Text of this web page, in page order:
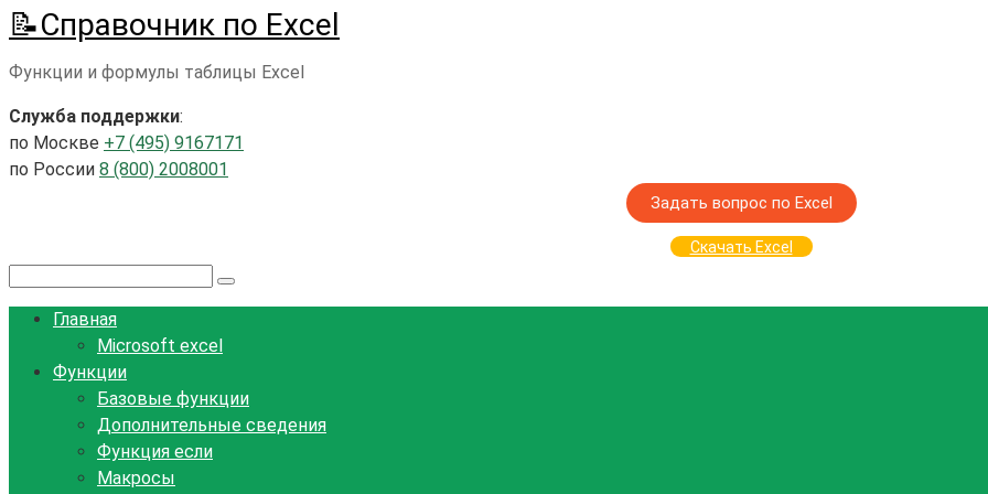
Перейти
к
контенту
📝Справочник по Excel
Функции и формулы таблицы Excel
Служба поддержки:
по Москве +7 (495) 9167171
по России 8 (800) 2008001
Задать вопрос по Excel
Скачать Excel
Главная
Microsoft excel
Функции
Базовые функции
Дополнительные сведения
Функция если
Макросы